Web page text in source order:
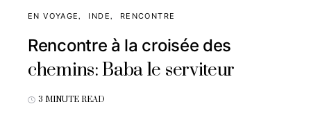
EN VOYAGE INDE RENCONTRE
Rencontre à la croisée des
chemins: Baba le serviteur
3 MINUTE READ